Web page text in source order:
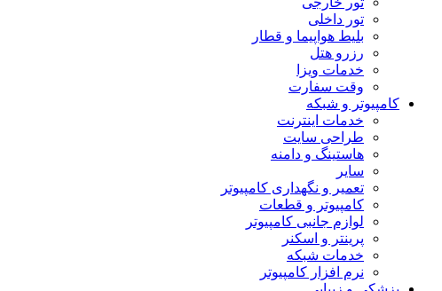
تور داخلی
بلیط هواپیما و قطار
رزرو هتل
خدمات ویزا
وقت سفارت
کامپیوتر و شبکه
خدمات اینترنت
طراحی سایت
هاستینگ و دامنه
سایر
تعمیر و نگهداری کامپیوتر
کامپیوتر و قطعات
لوازم جانبی کامپیوتر
پرینتر و اسکنر
خدمات شبکه
نرم افزار کامپیوتر